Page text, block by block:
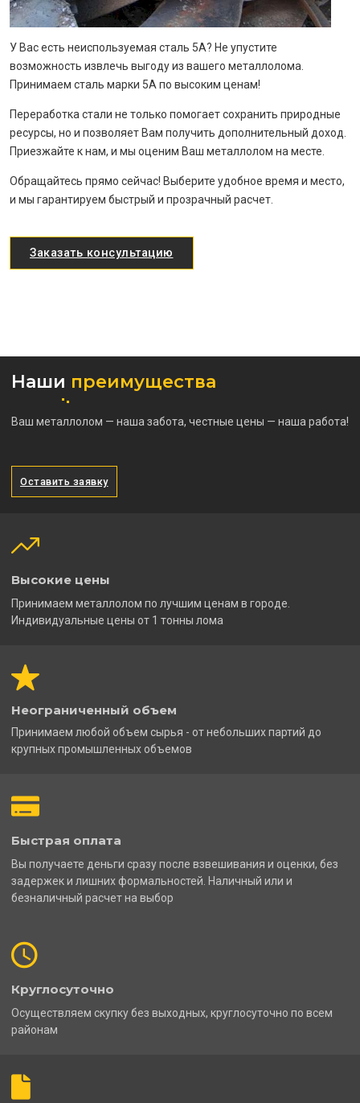
У Вас есть неиспользуемая сталь 5А? Не упустите
возможность извлечь выгоду из вашего металлолома.
Принимаем сталь марки 5А по высоким ценам!
Переработка стали не только помогает сохранить природные
ресурсы, но и позволяет Вам получить дополнительный доход.
Приезжайте к нам, и мы оценим Ваш металлолом на месте.
Обращайтесь прямо сейчас! Выберите удобное время и место,
и мы гарантируем быстрый и прозрачный расчет.
Заказать консультацию
Наши преимущества
Ваш металлолом — наша забота, честные цены — наша работа!
Оставить заявку
Высокие цены
Принимаем металлолом по лучшим ценам в городе.
Индивидуальные цены от 1 тонны лома
Неограниченный объем
Принимаем любой объем сырья - от небольших партий до
крупных промышленных объемов
Быстрая оплата
Вы получаете деньги сразу после взвешивания и оценки, без
задержек и лишних формальностей. Наличный или и
безналичный расчет на выбор
Круглосуточно
Осуществляем скупку без выходных, круглосуточно по всем
районам